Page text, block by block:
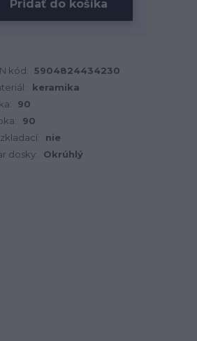
Pridať do košíka
kód: 5904824434230
keramika
90
90
nie
dosky: Okrúhlý